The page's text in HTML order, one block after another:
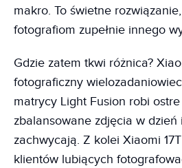
makro. To świetne
fotografiom zupełnie innego
Gdzie zatem tkwi różnica?
fotograficzny
matrycy Light Fusion robi
zbalansowane zdjęcia w dzień
zachwycają. Z kolei Xiaomi
klientów lubiących